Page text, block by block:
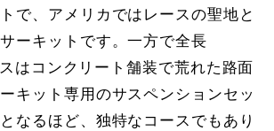
で、アメリカではレースの聖地と
ーキットです。一方で全長
はコンクリート舗装で荒れた路面
キット専用のサスペンションセッ
なるほど、独特なコースでもあり